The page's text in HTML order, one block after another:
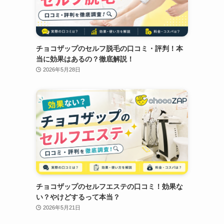
チョコザップのセルフ脱毛の口コミ・評判！本
当に効果はあるの？徹底解説！
2026年5月28日
チョコザップのセルフエステの口コミ！効果な
い？やけどするって本当？
2026年5月21日